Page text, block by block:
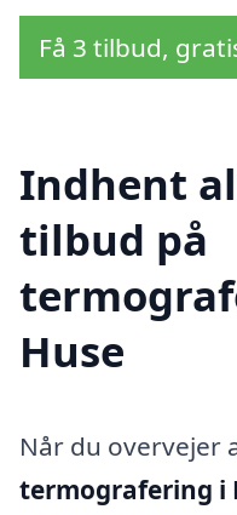
Få 3 tilbud,
Indhent
tilbud på
Huse
Når du overvejer
termografering i